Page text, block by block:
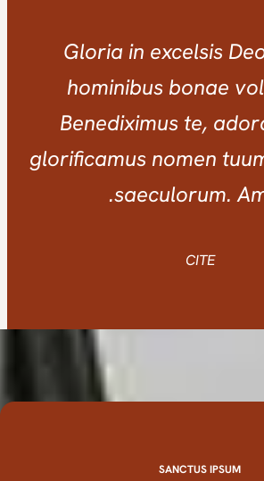
Gloria in excelsis
hominibus bonae
Benediximus te,
glorificamus nomen
saeculorum.
CITE
SANCTUS IPSUM